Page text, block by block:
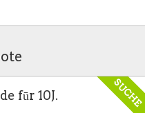
SUCHE
fūr 10J.